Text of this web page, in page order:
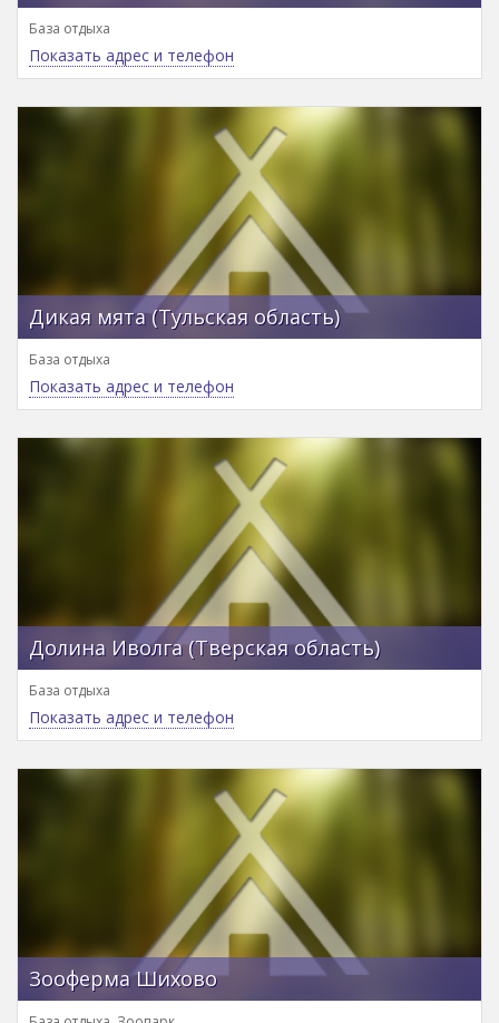
База отдыха
Показать адрес и телефон
Дикая мята (Тульская область)
База отдыха
Показать адрес и телефон
Долина Иволга (Тверская область)
База отдыха
Показать адрес и телефон
Зооферма Шихово